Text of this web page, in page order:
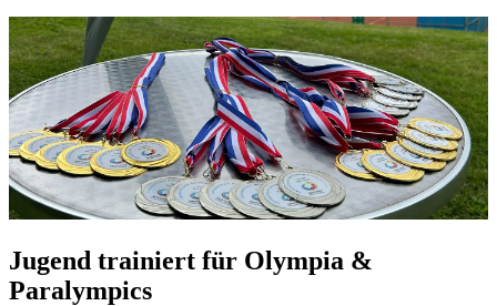
Jugend trainiert für Olympia &
Paralympics